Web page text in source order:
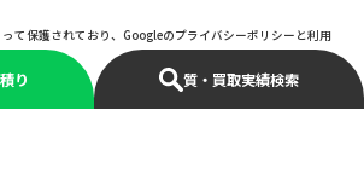
り 質・買取実績検索
て保護されており、Googleのプライバシーポリシーと利用